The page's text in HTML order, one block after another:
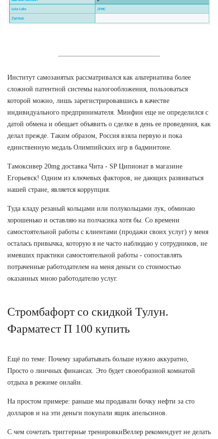
Институт самозанятых рассматривался как альтернатива более
сложной патентной системы налогообложения, пользоваться
которой можно, лишь зарегистрировавшись в качестве
индивидуального предпринимателя. Минфин еще не определился с
датой обмена и обещает объявить о сделке в день ее проведения, как
делал прежде. Таким образом, Россия взяла первую и пока
единственную медаль Олимпийских игр в бадминтоне.
Тамоксивер 20mg доставка Чита - SP Ципионат в магазине
Егорьевск! Одним из ключевых факторов, не дающих развиваться
нашей стране, является коррупция.
Туда кладу резаный кольцами или полукольцами лук, обминаю
хорошенько и оставляю на полчасика хотя бы. Со времени
самостоятельной работы с клиентами (продажи своих услуг) у меня
осталась привычка, которую я не часто наблюдаю у сотрудников, не
имевших практики самостоятельной работы - сопоставлять
потраченные работодателем на меня деньги со стоимостью
оказанных мною работодателю услуг.
Стромбафорт со скидкой Тулун.
Фарматест П 100 купить
Ещё по теме: Почему зарабатывать больше нужно аккуратно,
Просто о лиичных финансах. Это будет своеобразной комнатой
отдыха в режиме онлайн.
На простом примере: раньше мы продавали бочку нефти за сто
долларов и на эти деньги покупали ящик апельсинов.
С чем сочетать триггерные тренировкиВеллер рекомендует не делать